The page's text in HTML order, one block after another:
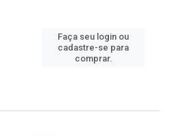
Faça seu login ou
cadastre-se para
comprar.